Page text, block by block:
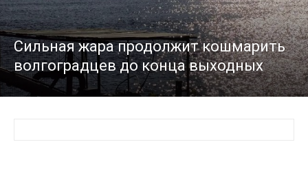
Сильная жара продолжит кошмарить
волгоградцев до конца выходных